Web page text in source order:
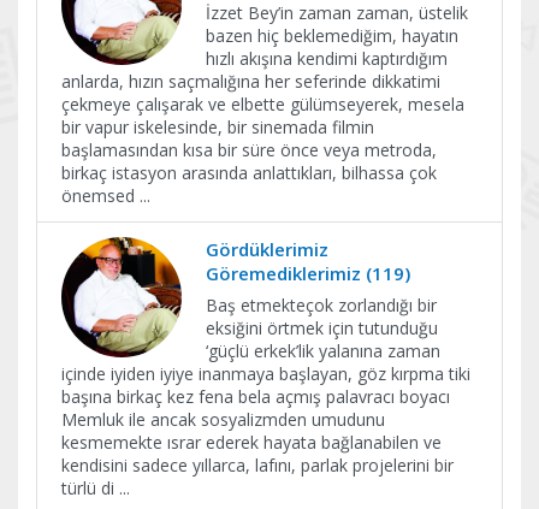
İzzet Bey’in zaman zaman, üstelik
bazen hiç beklemediğim, hayatın
hızlı akışına kendimi kaptırdığım
anlarda, hızın saçmalığına her seferinde dikkatimi
çekmeye çalışarak ve elbette gülümseyerek, mesela
bir vapur iskelesinde, bir sinemada filmin
başlamasından kısa bir süre önce veya metroda,
birkaç istasyon arasında anlattıkları, bilhassa çok
önemsed ...
Gördüklerimiz
Göremediklerimiz (119)
Baş etmekteçok zorlandığı bir
eksiğini örtmek için tutunduğu
‘güçlü erkek’lik yalanına zaman
içinde iyiden iyiye inanmaya başlayan, göz kırpma tiki
başına birkaç kez fena bela açmış palavracı boyacı
Memluk ile ancak sosyalizmden umudunu
kesmemekte ısrar ederek hayata bağlanabilen ve
kendisini sadece yıllarca, lafını, parlak projelerini bir
türlü di ...